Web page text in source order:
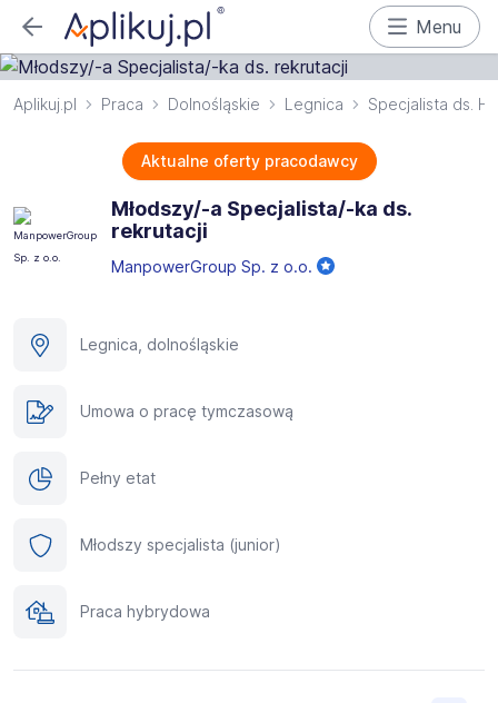
Menu
Aplikuj.pl Praca Dolnośląskie Legnica Specjalista ds. HR
Aktualne oferty pracodawcy
Młodszy/-a Specjalista/-ka ds.
rekrutacji
ManpowerGroup Sp. z o.o.
Legnica, dolnośląskie
Umowa o pracę tymczasową
Pełny etat
Młodszy specjalista (junior)
Praca hybrydowa